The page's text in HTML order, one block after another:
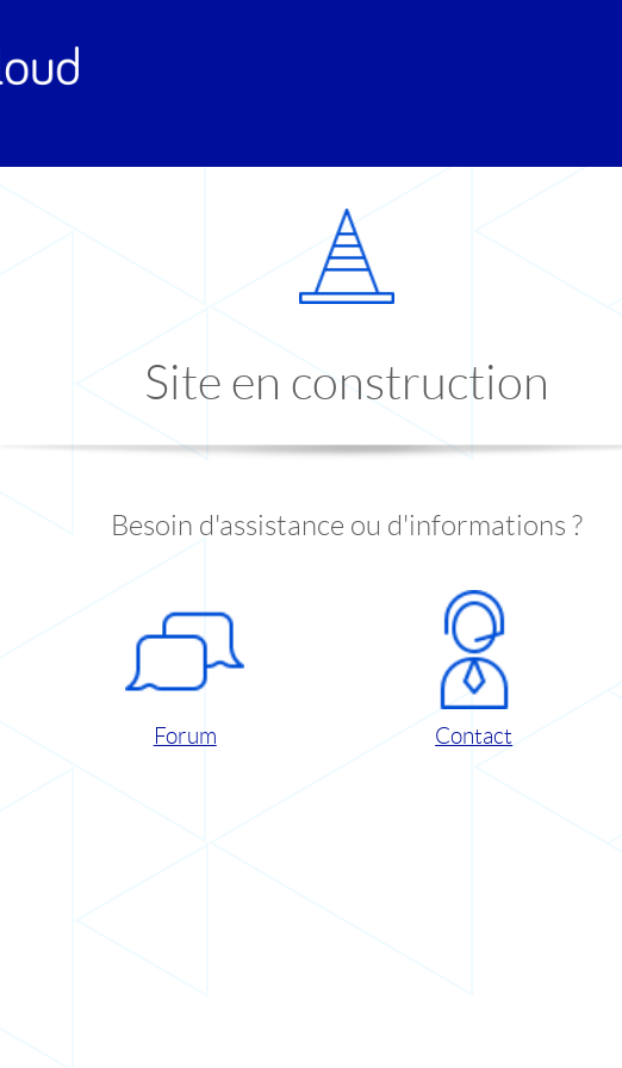
Site en construction
Besoin d'assistance ou d'informations ?
Forum Contact